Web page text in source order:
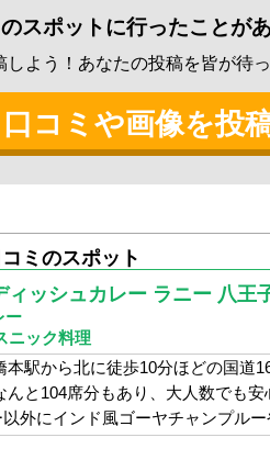
って量が多そうだったので、
選びました。
、キーマカレー、タンドリー
ートです。
ゴープリン、フィルニの３種
焼き手羽元のタングリーカバ
な気がしましたが・・・
マ？)映像を見ながら待ってい
スポットに行ったことが
よう！あなたの投稿を皆が待
口コミや画像を投
ミのスポット
ィッシュカレー ラニー 八王
ー
ニック料理
本駅から北に徒歩10分ほどの国道
んと104席分もあり、大人数でも
外にインド風ゴーヤチャンプル